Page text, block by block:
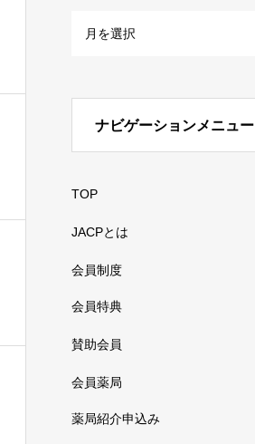
ナビゲーションメニュー
TOP
JACPとは
会員制度
会員特典
賛助会員
会員薬局
薬局紹介申込み